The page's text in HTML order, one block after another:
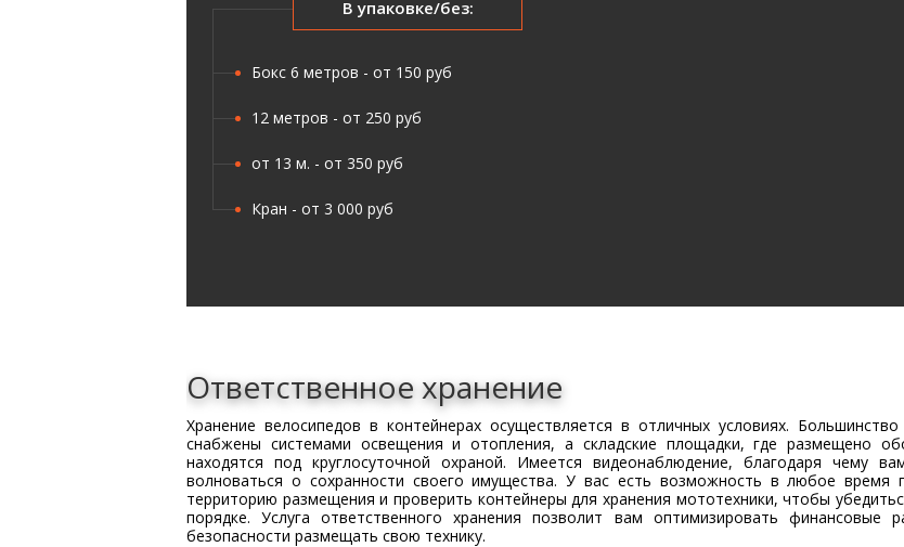
В упаковке/без:
Бокс 6 метров - от 150 руб
12 метров - от 250 руб
от 13 м. - от 350 руб
Кран - от 3 000 руб
Ответственное хранение
Хранение велосипедов в контейнерах осуществляется в отличных условиях.
снабжены системами освещения и отопления, а складские площадки, где размещено
находятся под круглосуточной охраной. Имеется видеонаблюдение, благодаря чему
волноваться о сохранности своего имущества. У вас есть возможность в любое время
территорию размещения и проверить контейнеры для хранения мототехники, чтобы
порядке. Услуга ответственного хранения позволит вам оптимизировать финансовые
безопасности размещать свою технику.